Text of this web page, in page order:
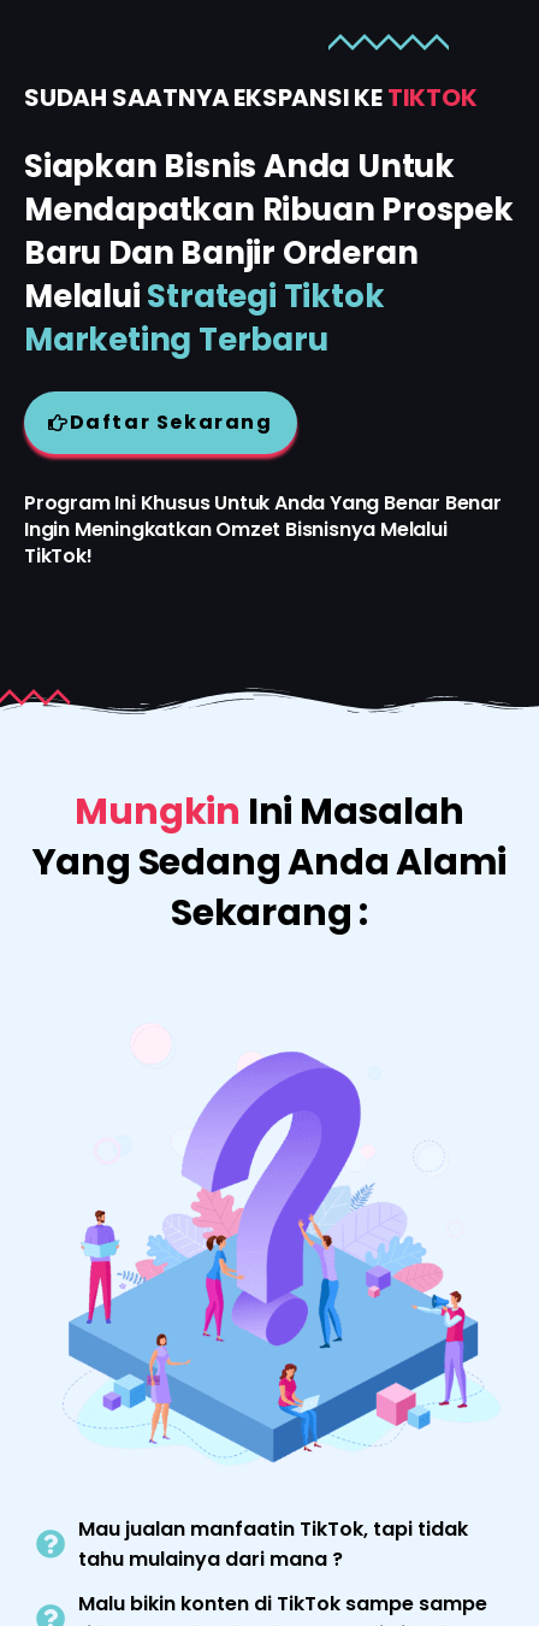
SUDAH SAATNYA EKSPANSI KETIKTOK
Siapkan Bisnis Anda Untuk
Mendapatkan Ribuan Prospek
Baru Dan Banjir Orderan
MelaluiStrategi Tiktok
Marketing Terbaru
Daftar Sekarang
Program Ini Khusus Untuk Anda Yang Benar Benar
Ingin Meningkatkan Omzet Bisnisnya Melalui
TikTok!
Mungkin Ini Masalah
Yang Sedang Anda Alami
Sekarang :
Mau jualan manfaatin TikTok, tapi tidak
tahu mulainya dari mana ?
Malu bikin konten di TikTok sampe sampe